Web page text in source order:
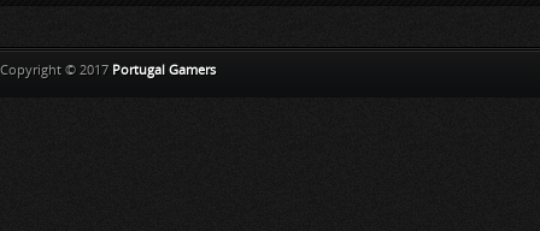
Copyright © 2017 Portugal Gamers